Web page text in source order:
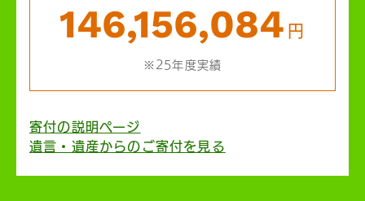
146,156,084 円
※25年度実績
寄付の説明ページ
遺言・遺産からのご寄付を見る